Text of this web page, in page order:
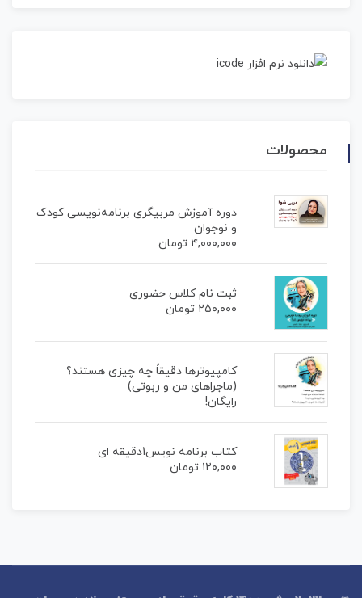
محصولات
دوره آموزش مربیگری برنامه‌نویسی کودک
و نوجوان
۴,۰۰۰,۰۰۰ تومان
ثبت نام کلاس حضوری
۲۵۰,۰۰۰ تومان
کامپیوترها دقیقاً چه چیزی هستند؟
(ماجراهای من و ربوتی)
رایگان!
کتاب برنامه نویس1دقیقه ای
۱۲۰,۰۰۰ تومان